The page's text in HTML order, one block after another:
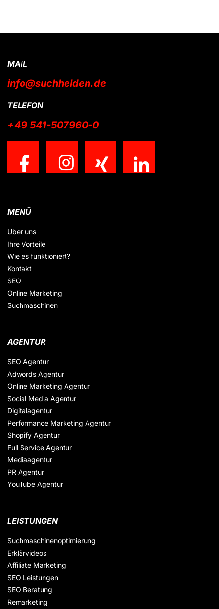
MAIL
info@suchhelden.de
TELEFON
+49 541-507960-0
MENÜ
Über uns
Ihre Vorteile
Wie es funktioniert?
Kontakt
SEO
Online Marketing
Suchmaschinen
AGENTUR
SEO Agentur
Adwords Agentur
Online Marketing Agentur
Social Media Agentur
Digitalagentur
Performance Marketing Agentur
Shopify Agentur
Full Service Agentur
Mediaagentur
PR Agentur
YouTube Agentur
LEISTUNGEN
Suchmaschinenoptimierung
Erklärvideos
Affiliate Marketing
SEO Leistungen
SEO Beratung
Remarketing